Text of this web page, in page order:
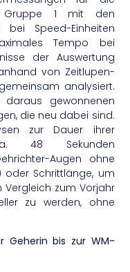
Gruppe 1 mit den
Speed-Einheiten
Tempo bei
der Auswertung
von Zeitlupen-
analysiert.
gewonnenen
die neu dabei sind.
zur Dauer ihrer
48 Sekunden
Augen ohne
oder Schrittlänge, um
Vergleich zum Vorjahr
zu werden, ohne
Geherin bis zur WM-